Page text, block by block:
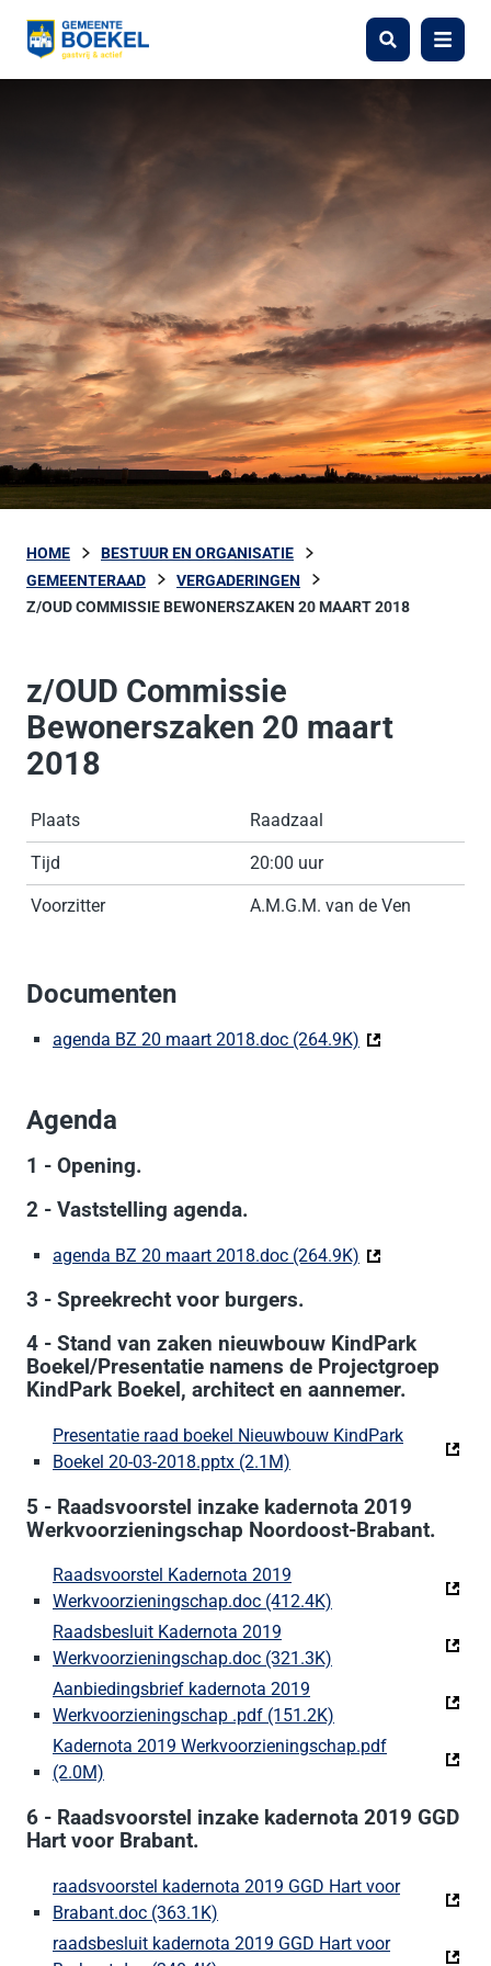
Zoeken Menu
HOME
BESTUUR EN ORGANISATIE
GEMEENTERAAD
VERGADERINGEN
Z/OUD COMMISSIE BEWONERSZAKEN 20 MAART 2018
z/OUD Commissie
Bewonerszaken 20 maart
2018
Plaats Raadzaal
Tijd 20:00 uur
Voorzitter A.M.G.M. van de Ven
Documenten
agenda BZ 20 maart 2018.doc (264.9K) (Deze link gaat
Agenda
1 - Opening.
2 - Vaststelling agenda.
agenda BZ 20 maart 2018.doc (264.9K) (Deze link gaat
3 - Spreekrecht voor burgers.
4 - Stand van zaken nieuwbouw KindPark
Boekel/Presentatie namens de Projectgroep
KindPark Boekel, architect en aannemer.
Presentatie raad boekel Nieuwbouw KindPark
Boekel 20-03-2018.pptx (2.1M) (Deze link gaat naar een
5 - Raadsvoorstel inzake kadernota 2019
Werkvoorzieningschap Noordoost-Brabant.
Raadsvoorstel Kadernota 2019
Werkvoorzieningschap.doc (412.4K) (Deze link gaat
Raadsbesluit Kadernota 2019
Werkvoorzieningschap.doc (321.3K) (Deze link gaat
Aanbiedingsbrief kadernota 2019
Werkvoorzieningschap .pdf (151.2K) (Deze link gaat
Kadernota 2019 Werkvoorzieningschap.pdf
(2.0M)
6 - Raadsvoorstel inzake kadernota 2019 GGD
Hart voor Brabant.
raadsvoorstel kadernota 2019 GGD Hart voor
Brabant.doc (363.1K) (Deze link gaat naar een externe
raadsbesluit kadernota 2019 GGD Hart voor